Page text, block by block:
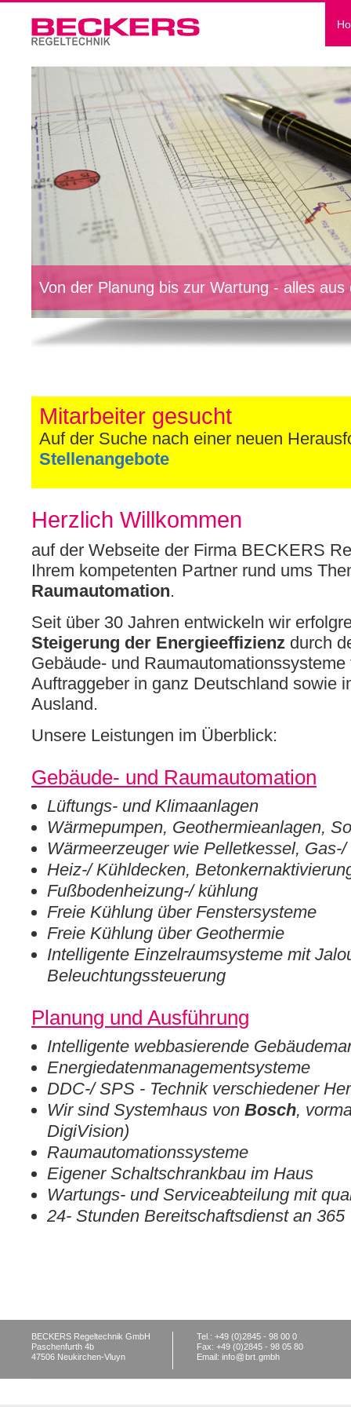
Von der Planung bis zur Wartung - alles aus
Mitarbeiter gesucht
Auf der Suche nach einer neuen
Stellenangebote
Herzlich Willkommen
auf der Webseite der Firma BECKERS
Ihrem kompetenten Partner rund ums
Raumautomation.
Seit über 30 Jahren entwickeln wir
Steigerung der Energieeffizienz durch
Gebäude- und Raumautomationssysteme
Auftraggeber in ganz Deutschland sowie
Ausland.
Unsere Leistungen im Überblick:
Gebäude- und Raumautomation
Lüftungs- und Klimaanlagen
Wärmepumpen, Geothermieanlagen,
Wärmeerzeuger wie Pelletkessel,
Heiz-/ Kühldecken,
Fußbodenheizung-/ kühlung
Freie Kühlung über Fenstersysteme
Freie Kühlung über Geothermie
Intelligente Einzelraumsysteme mit
Beleuchtungssteuerung
Planung und Ausführung
Intelligente webbasierende
Energiedatenmanagementsysteme
DDC-/ SPS - Technik verschiedener
Wir sind Systemhaus von Bosch,
DigiVision)
Raumautomationssysteme
Eigener Schaltschrankbau im Haus
Wartungs- und Serviceabteilung mit
24- Stunden Bereitschaftsdienst an 365
BECKERS Regeltechnik GmbH
Paschenfurth 4b
47506 Neukirchen-Vluyn
Tel.: +49 (0)2845 - 98 00 0
Fax: +49 (0)2845 - 98 05 80
Email: info
brt gmbh